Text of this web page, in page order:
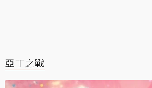
亞丁之戰